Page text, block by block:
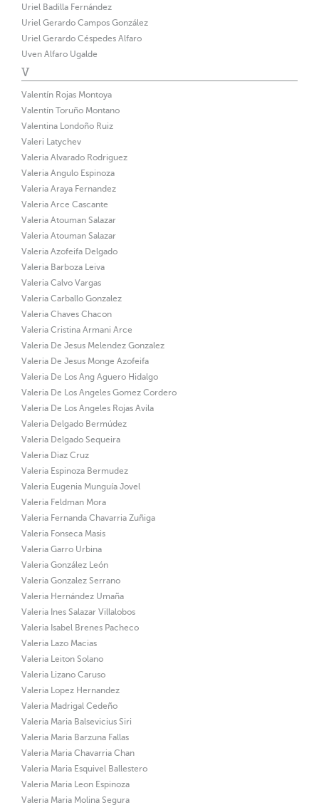
Uriel Badilla Fernández
Uriel Gerardo Campos González
Uriel Gerardo Céspedes Alfaro
Uven Alfaro Ugalde
V
Valentín Rojas Montoya
Valentín Toruño Montano
Valentina Londoño Ruiz
Valeri Latychev
Valeria Alvarado Rodriguez
Valeria Angulo Espinoza
Valeria Araya Fernandez
Valeria Arce Cascante
Valeria Atouman Salazar
Valeria Atouman Salazar
Valeria Azofeifa Delgado
Valeria Barboza Leiva
Valeria Calvo Vargas
Valeria Carballo Gonzalez
Valeria Chaves Chacon
Valeria Cristina Armani Arce
Valeria De Jesus Melendez Gonzalez
Valeria De Jesus Monge Azofeifa
Valeria De Los Ang Aguero Hidalgo
Valeria De Los Angeles Gomez Cordero
Valeria De Los Angeles Rojas Avila
Valeria Delgado Bermúdez
Valeria Delgado Sequeira
Valeria Diaz Cruz
Valeria Espinoza Bermudez
Valeria Eugenia Munguía Jovel
Valeria Feldman Mora
Valeria Fernanda Chavarria Zuñiga
Valeria Fonseca Masis
Valeria Garro Urbina
Valeria González León
Valeria Gonzalez Serrano
Valeria Hernández Umaña
Valeria Ines Salazar Villalobos
Valeria Isabel Brenes Pacheco
Valeria Lazo Macias
Valeria Leiton Solano
Valeria Lizano Caruso
Valeria Lopez Hernandez
Valeria Madrigal Cedeño
Valeria Maria Balsevicius Siri
Valeria Maria Barzuna Fallas
Valeria Maria Chavarria Chan
Valeria Maria Esquivel Ballestero
Valeria Maria Leon Espinoza
Valeria Maria Molina Segura